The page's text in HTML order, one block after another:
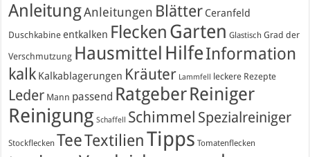
AnleitungAnleitungen Blätter Ceranfeld
Duschkabine entkalken Flecken Garten Glastisch Grad der
Verschmutzung Hausmittel HilfeInformation
kalk Kalkablagerungen Kräuter Lammfell leckere Rezepte
Leder Mann passend RatgeberReiniger
Reinigung Schaffell Schimmel Spezialreiniger
Stockflecken TeeTextilienTipps Tomatenflecken